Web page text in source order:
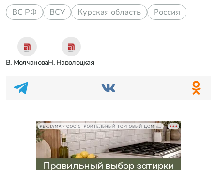
ВС РФ ВСУ Курская область Россия
В. МолчановаН. Наволоцкая
РЕКЛАМА • ООО СТРОИТЕЛЬНЫЙ ТОРГОВЫЙ ДОМ «ПЕТРОВИЧ», ИНН 7802348846